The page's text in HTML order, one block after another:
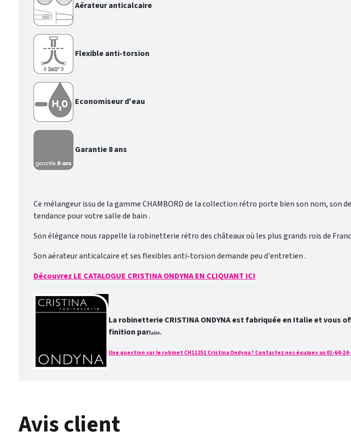
Aérateur anticalcaire
Flexible anti-torsion
Economiseur d'eau
Garantie 8 ans
Ce mélangeur issu de la gamme CHAMBORD de la collection rétro porte bien son nom, son
tendance pour votre salle de bain .
Son élégance nous rappelle la robinetterie rétro des châteaux où les plus grands rois de
Son aérateur anticalcaire et ses flexibles anti-torsion demande peu d'entretien .
Découvrez LE CATALOGUE CRISTINA ONDYNA EN CLIQUANT ICI
La robinetterie CRISTINA ONDYNA est fabriquée en Italie et
finition parfaite.
Une question sur le robinet CH11251 Cristina Ondyna ? Contactez nos équipes au 01-64-
Avis client